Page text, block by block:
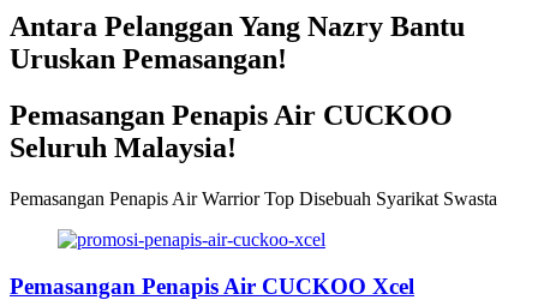
Antara Pelanggan Yang Nazry Bantu
Uruskan Pemasangan!
Pemasangan Penapis Air CUCKOO
Seluruh Malaysia!
Pemasangan Penapis Air Warrior Top Disebuah Syarikat Swasta
Pemasangan Penapis Air CUCKOO Xcel